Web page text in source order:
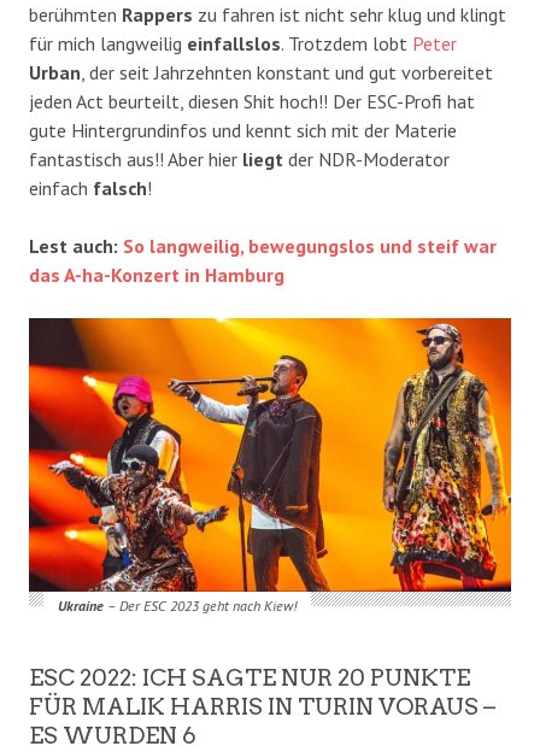
berühmten Rappers zu fahren ist nicht sehr klug und klingt
für mich langweilig einfallslos. Trotzdem lobt Peter
Urban , der seit Jahrzehnten konstant und gut vorbereitet
jeden Act beurteilt, diesen Shit hoch!! Der ESC-Profi hat
gute Hintergrundinfos und kennt sich mit der Materie
fantastisch aus!! Aber hier liegt der NDR-Moderator
einfach falsch!
Lest auch: So langweilig, bewegungslos und steif war
das A-ha-Konzert in Hamburg
Ukraine– Der ESC 2023 geht nach Kiew!
ESC 2022: ICH SAGTE NUR 20 PUNKTE
FÜR MALIK HARRIS IN TURIN VORAUS –
ES WURDEN 6